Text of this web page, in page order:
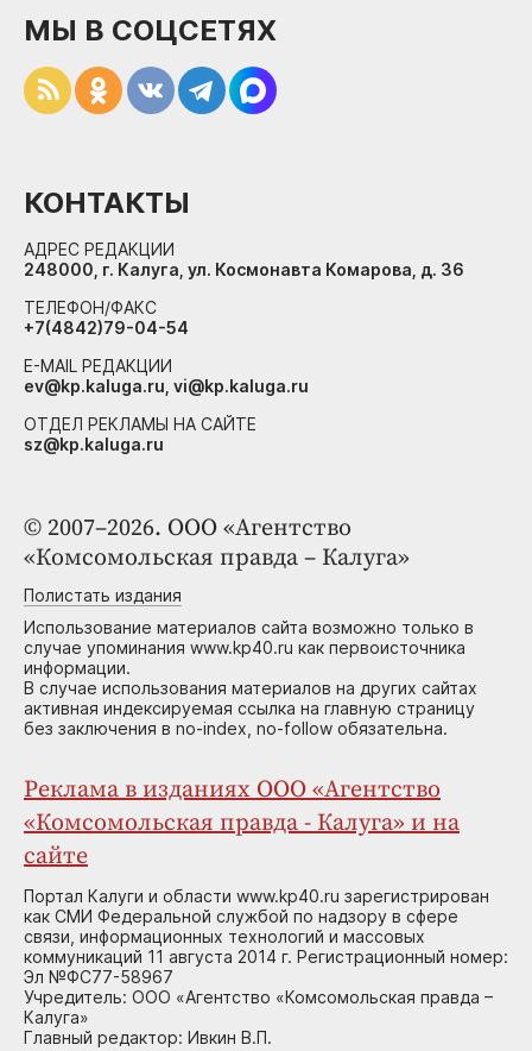
© 2007–2026. ООО «Агентство
«Комсомольская правда – Калуга»
Полистать издания
Использование материалов сайта возможно только в
случае упоминания www.kp40.ru как первоисточника
информации.
В случае использования материалов на других сайтах
активная индексируемая ссылка на главную страницу
без заключения в no-index, no-follow обязательна.
Реклама в изданиях ООО «Агентство
«Комсомольская правда - Калуга» и на
сайте
Портал Калуги и области www.kp40.ru зарегистрирован
как СМИ Федеральной службой по надзору в сфере
связи, информационных технологий и массовых
коммуникаций 11 августа 2014 г. Регистрационный номер:
Эл №ФС77-58967
Учредитель: ООО «Агентство «Комсомольская правда –
Калуга»
Главный редактор: Ивкин В.П.
МЫ В СОЦСЕТЯХ
КОНТАКТЫ
АДРЕС РЕДАКЦИИ
248000, г. Калуга, ул. Космонавта Комарова, д. 36
ТЕЛЕФОН/ФАКС
+7(4842)79-04-54
E-MAIL РЕДАКЦИИ
ev@kp.kaluga.ru, vi@kp.kaluga.ru
ОТДЕЛ РЕКЛАМЫ НА САЙТЕ
sz@kp.kaluga.ru